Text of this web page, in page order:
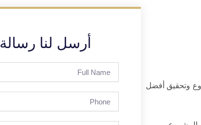
وتحقيق أفضل
أرسل لنا رسالة
Name